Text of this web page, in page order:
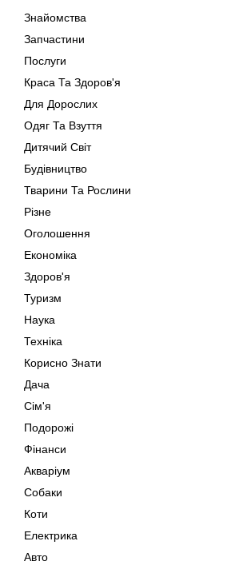
Знайомства
Запчастини
Послуги
Краса Та Здоров'я
Для Дорослих
Одяг Та Взуття
Дитячий Світ
Будівництво
Тварини Та Рослини
Різне
Оголошення
Економіка
Здоров'я
Туризм
Наука
Техніка
Корисно Знати
Дача
Сім'я
Подорожі
Фінанси
Акваріум
Собаки
Коти
Електрика
Авто